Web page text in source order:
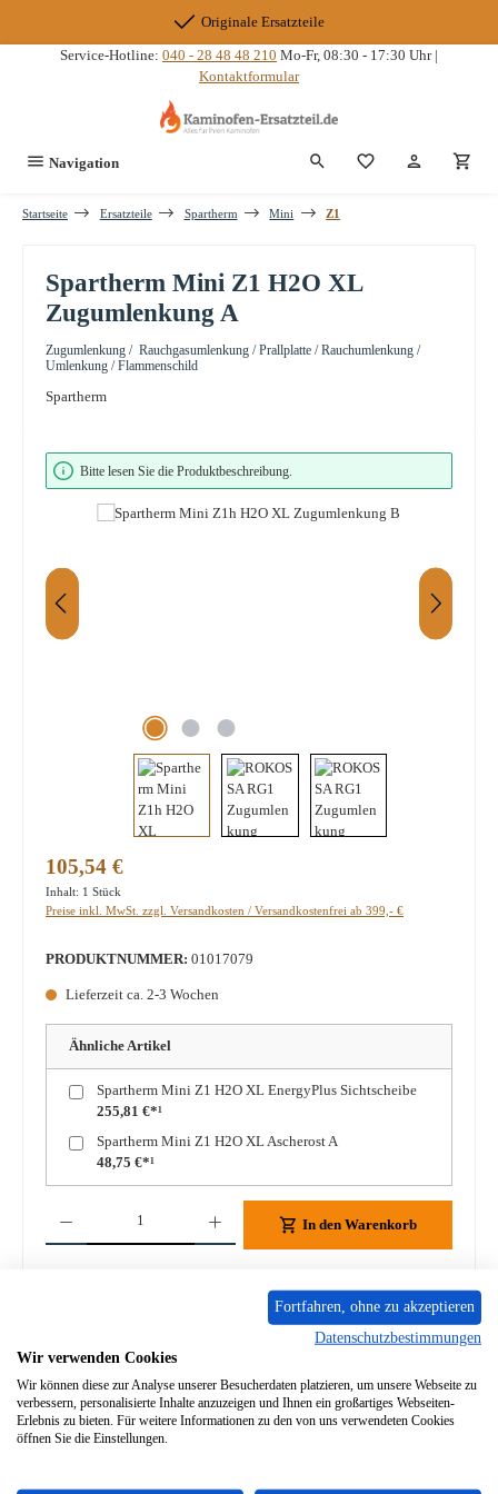
Originale Ersatzteile
Service-Hotline: 040 - 28 48 48 210 Mo-Fr, 08:30 - 17:30 Uhr |
Kontaktformular
Navigation Du hast 0
Startseite Ersatzteile Spartherm Mini Z1
Spartherm Mini Z1 H2O XL
Zugumlenkung A
Zugumlenkung / Rauchgasumlenkung / Prallplatte / Rauchumlenkung /
Umlenkung / Flammenschild
Spartherm
Bildergalerie überspringen
Bitte lesen Sie die Produktbeschreibung.
Regulärer Preis:
105,54 €
Inhalt: 1 Stück
Preise inkl. MwSt. zzgl. Versandkosten / Versandkostenfrei ab 399,- €
PRODUKTNUMMER: 01017079
Lieferzeit ca. 2-3 Wochen
Ähnliche Artikel
Spartherm Mini Z1 H2O XL EnergyPlus Sichtscheibe
255,81 €*¹
Spartherm Mini Z1 H2O XL Ascherost A
48,75 €*¹
In den Warenkorb
Fortfahren, ohne zu akzeptieren
Datenschutzbestimmungen
Wir verwenden Cookies
Wir können diese zur Analyse unserer Besucherdaten platzieren, um unsere Webseite zu
verbessern, personalisierte Inhalte anzuzeigen und Ihnen ein großartiges Webseiten-
Erlebnis zu bieten. Für weitere Informationen zu den von uns verwendeten Cookies
öffnen Sie die Einstellungen.